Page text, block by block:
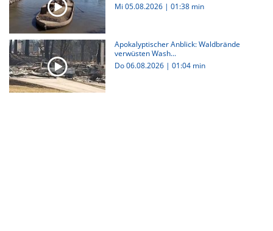
Mi 05.08.2026 | 01:38 min
Apokalyptischer Anblick: Waldbrände
verwüsten Wash...
Do 06.08.2026 | 01:04 min